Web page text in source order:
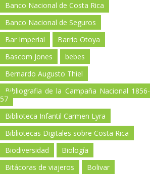
Banco Nacional de Costa Rica
Banco Nacional de Seguros
Bar Imperial
Barrio Otoya
Bascom Jones
bebes
Bernardo Augusto Thiel
Bibliografia de la Campaña Nacional 1856-
57
Biblioteca Infantil Carmen Lyra
Bibliotecas Digitales sobre Costa Rica
Biodiversidad
Biología
Bitácoras de viajeros
Bolivar